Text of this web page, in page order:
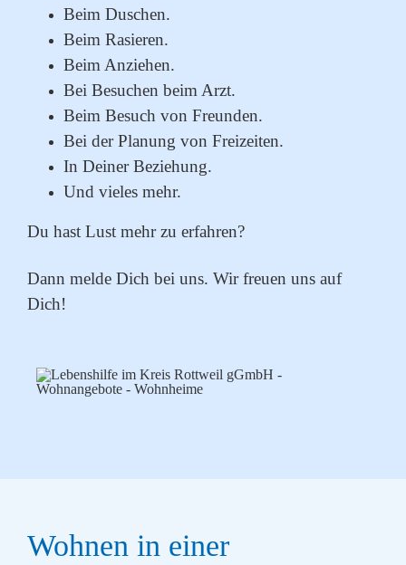
Beim Duschen.
Beim Rasieren.
Beim Anziehen.
Bei Besuchen beim Arzt.
Beim Besuch von Freunden.
Bei der Planung von Freizeiten.
In Deiner Beziehung.
Und vieles mehr.
Du hast Lust mehr zu erfahren?
Dann melde Dich bei uns. Wir freuen uns auf
Dich!
Wohnen in einer